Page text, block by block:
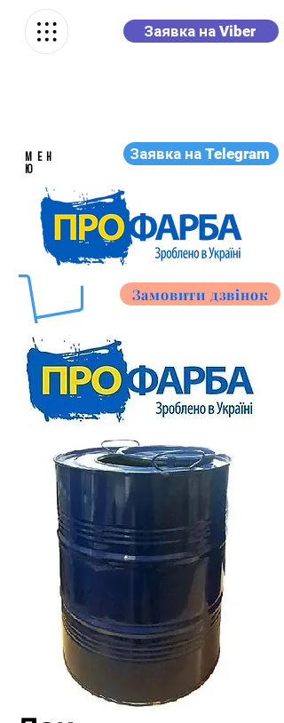
Заявка на Viber
Заявка на Telegram
МЕН
Ю
Замовити дзвінок